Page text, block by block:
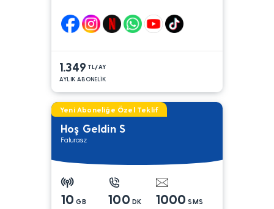
1.349 TL/AY
AYLIK ABONELİK
Yeni Aboneliğe Özel Teklif
Hoş Geldin S
Faturasız
10 GB 100 DK 1000 SMS